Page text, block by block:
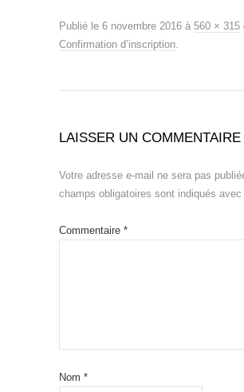
Publié le 6 novembre 2016 à 560 × 315
Confirmation d’inscription
LAISSER UN COMMENTAIRE
Votre adresse e-mail ne sera pas
champs obligatoires sont indiqués avec
Commentaire *
Nom *